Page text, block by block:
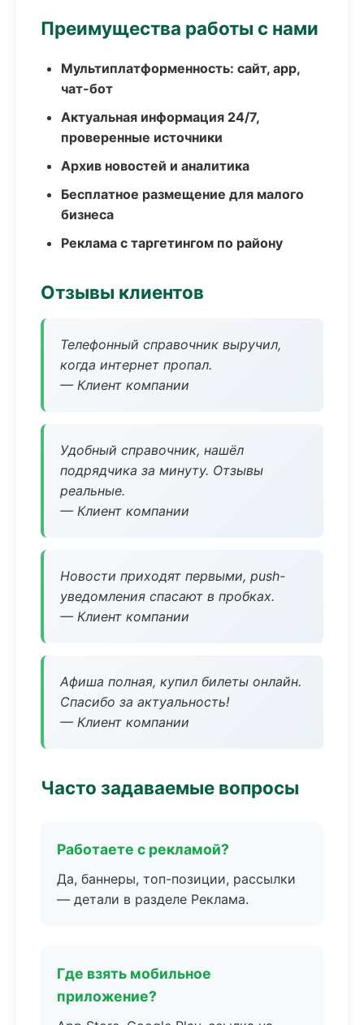
Преимущества работы с нами
Мультиплатформенность: сайт, app,
чат-бот
Актуальная информация 24/7,
проверенные источники
Архив новостей и аналитика
Бесплатное размещение для малого
бизнеса
Реклама с таргетингом по району
Отзывы клиентов
Телефонный справочник выручил,
когда интернет пропал.
— Клиент компании
Удобный справочник, нашёл
подрядчика за минуту. Отзывы
реальные.
— Клиент компании
Новости приходят первыми, push-
уведомления спасают в пробках.
— Клиент компании
Афиша полная, купил билеты онлайн.
Спасибо за актуальность!
— Клиент компании
Часто задаваемые вопросы
Работаете с рекламой?
Да, баннеры, топ-позиции, рассылки
— детали в разделе Реклама.
Где взять мобильное
приложение?